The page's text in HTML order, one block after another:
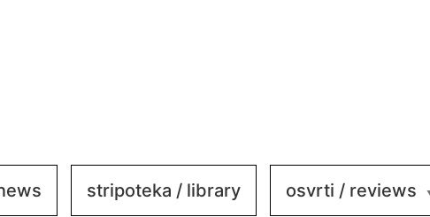
stripoteka / library osvrti / reviews